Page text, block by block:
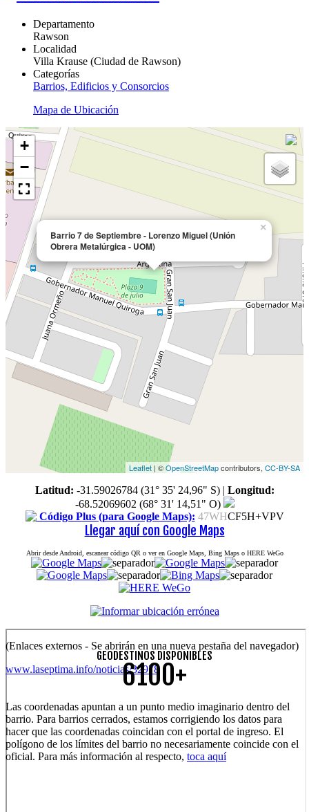
Departamento
Rawson
Localidad
Villa Krause (Ciudad de Rawson)
Categorías
Barrios, Edificios y Consorcios
Mapa de Ubicación
Barrio 7 de Septiembre - Lorenzo Miguel (Unión
Obrera Metalúrgica - UOM)
×
+
−
Leaflet | ©OpenStreetMapcontributors, CC-BY-SA
Latitud: -31.59026784 (31° 35' 24,96" S)| Longitud:
-68.52069602 (68° 31' 14,51" O)
Código Plus (para Google Maps): 47WHCF5H+VPV
Llegar aquí con Google Maps
Abrir desde Android, escanear código QR o ver en Google Maps, Bing Maps o HERE WeGo
(Enlaces externos - Se abrirán en una nueva pestaña del navegador)
www.laseptima.info/noticias/32978
GEODESTINOS DISPONIBLES
6100+
Las coordenadas apuntan a un punto medio imaginario dentro del
barrio. Para barrios cerrados, estamos corrigiendo los datos para
hacer que las coordenadas coincidan con el portal de ingreso. El
polígono de los límites del barrio no necesariamente coincide con el
oficial. Para más información al respecto, toca aquí